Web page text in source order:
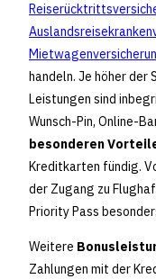
handeln. Je höher der
Leistungen sind
Wunsch-Pin, Online-
besonderen
Kreditkarten fündig.
der Zugang zu
Priority Pass
Weitere
Zahlungen mit der